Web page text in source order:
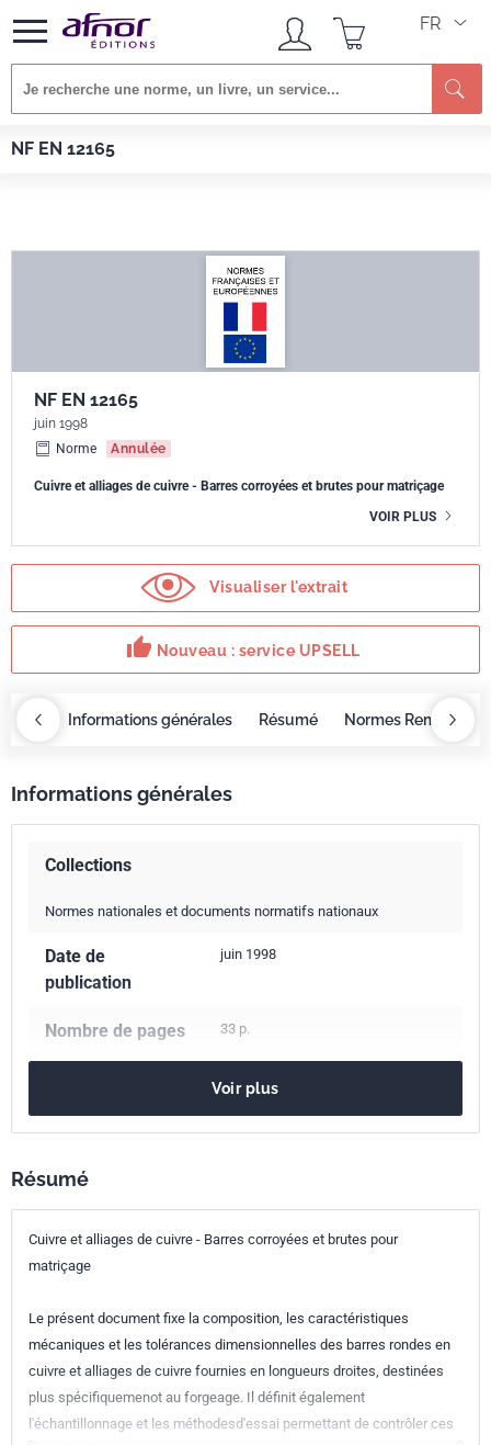
FR
NF EN 12165
Afnor EDITIONS
NF EN 12165
juin 1998
Norme
Annulée
Cuivre et alliages de cuivre - Barres corroyées et brutes pour matriçage
VOIR PLUS
Visualiser l'extrait
thumb_up Nouveau : service UPSELL
Informations générales Résumé Normes
Informations générales
Collections
Normes nationales et documents normatifs nationaux
Date de
publication
juin 1998
Nombre de pages 33 p.
Codes ICS
Indice de
Numéro de tirage 2 - février 2002
européenne
Voir plus
Résumé
Cuivre et alliages de cuivre - Barres corroyées et brutes pour
matriçage
Le présent document fixe la composition, les caractéristiques
mécaniques et les tolérances dimensionnelles des barres rondes en
cuivre et alliages de cuivre fournies en longueurs droites, destinées
plus spécifiquemenot au forgeage. Il définit également
l'échantillonnage et les méthodesd'essai permettant de contrôler ces